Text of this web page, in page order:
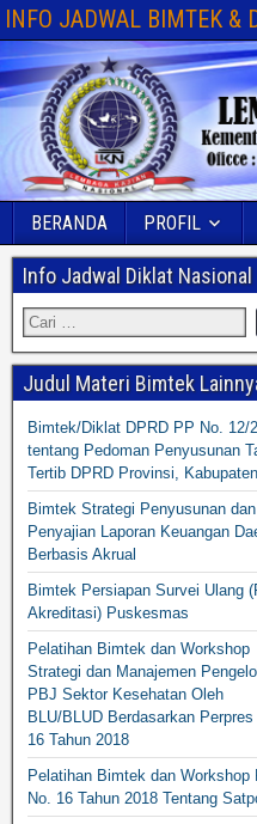
INFO JADWAL BIMTEK &
BERANDA PROFIL
Info Jadwal Diklat Nasional
Judul Materi Bimtek
Bimtek/Diklat DPRD PP No. 12/
tentang Pedoman Penyusunan
Tertib DPRD Provinsi,
Bimtek Strategi Penyusunan dan
Penyajian Laporan Keuangan
Berbasis Akrual
Bimtek Persiapan Survei Ulang
Akreditasi) Puskesmas
Pelatihan Bimtek dan Workshop
Strategi dan Manajemen
PBJ Sektor Kesehatan Oleh
BLU/BLUD Berdasarkan Perpres
16 Tahun 2018
Pelatihan Bimtek dan Workshop
No. 16 Tahun 2018 Tentang